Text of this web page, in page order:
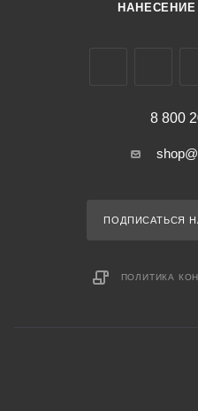
8 800
ПОДПИСАТЬСЯ
ПОЛИТИКА